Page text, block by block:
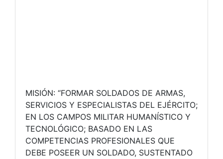
MISIÓN: “FORMAR SOLDADOS DE ARMAS,
SERVICIOS Y ESPECIALISTAS DEL EJÉRCITO;
EN LOS CAMPOS MILITAR HUMANÍSTICO Y
TECNOLÓGICO; BASADO EN LAS
COMPETENCIAS PROFESIONALES QUE
DEBE POSEER UN SOLDADO, SUSTENTADO